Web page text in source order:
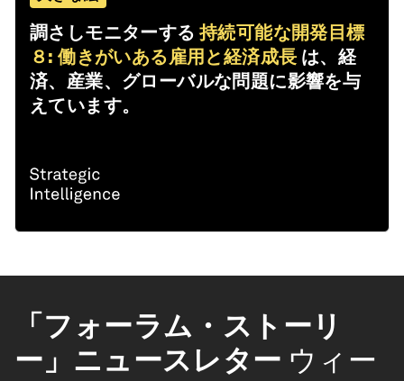
調さしモニターする 持続可能な開発目標
８: 働きがいある雇用と経済成長 は、経
済、産業、グローバルな問題に影響を与
えています。
「フォーラム・ストーリ
ー」ニュースレター ウィー